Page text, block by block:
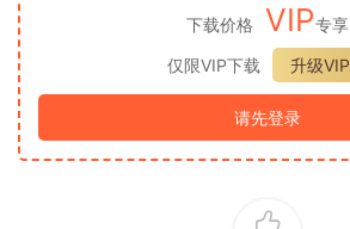
下载价格 VIP专享
仅限VIP下载
升级VIP
请先登录